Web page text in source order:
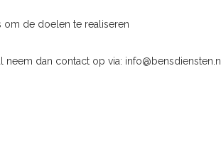
om de doelen te realiseren
dan contact op via: info@bensdiensten.nl